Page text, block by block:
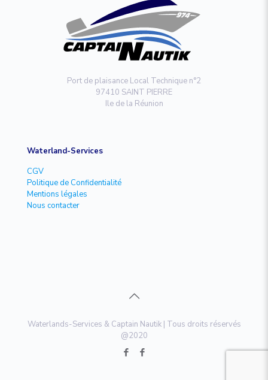
Port de plaisance Local Technique n°2
97410 SAINT PIERRE
Ile de la Réunion
Waterland-Services
CGV
Politique de Confidentialité
Mentions légales
Nous contacter
Waterlands-Services & Captain Nautik | Tous droits réservés
@2020